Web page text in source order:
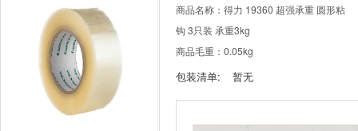
商品名称：得力 19360 超强承重 圆形粘
钩 3只装 承重3kg
商品毛重：0.05kg
包装清单: 暂无